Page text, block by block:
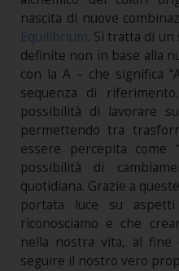
nascita di nuove
Equilibrium. Si tratta di un
definite non in base alla
con la A – che significa
sequenza di
possibilità di lavorare
permettendo tra
essere percepita come
possibilità di
quotidiana. Grazie a
portata luce su
riconosciamo e che
nella nostra vita, al fine
seguire il nostro vero